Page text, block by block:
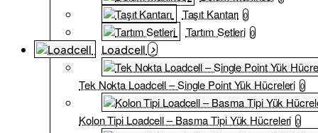
Taşıt Kantarı 0
Tartım Setleri 0
Loadcell
Tek Nokta Loadcell – Single Point Yük Hücreleri 0
Kolon Tipi Loadcell – Basma Tipi Yük Hücreleri 0